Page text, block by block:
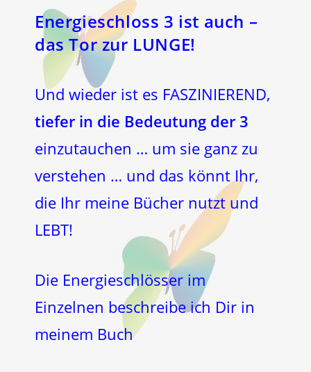
Energieschloss 3 ist auch –
das Tor zur LUNGE!
Und wieder ist es FASZINIEREND,
tiefer in die Bedeutung der 3
einzutauchen … um sie ganz zu
verstehen … und das könnt Ihr,
die Ihr meine Bücher nutzt und
LEBT!
Die Energieschlösser im
Einzelnen beschreibe ich Dir in
meinem Buch